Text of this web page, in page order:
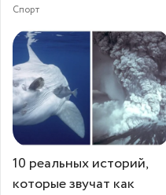
Спорт
10 реальных историй,
которые звучат как